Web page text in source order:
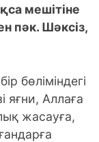
мешітіне
пәк. Шәксіз,
бөліміндегі
яғни, Аллаға
жасауға,